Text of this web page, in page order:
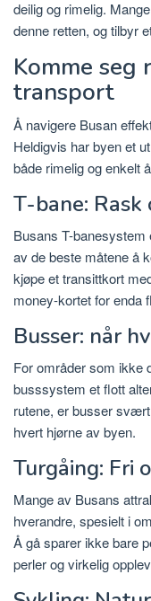
deilig og rimelig.
denne retten, og tilbyr
Komme
transport
Å navigere Busan
Heldigvis har byen et
både rimelig og enkelt
T-bane: Rask
Busans T-banesystem
av de beste måtene å
kjøpe et transittkort
money-kortet for enda
Busser: når
For områder som ikke
busssystem et flott
rutene, er busser
hvert hjørne av byen.
Turgåing: Fri
Mange av Busans
hverandre, spesielt i
Å gå sparer ikke bare
perler og virkelig